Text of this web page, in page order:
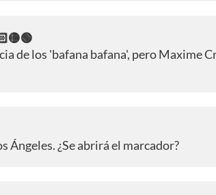
de los 'bafana bafana', pero Maxime
Ángeles. ¿Se abrirá el marcador?